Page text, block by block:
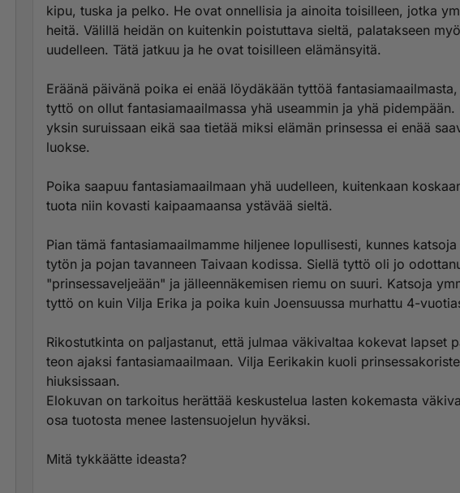
kipu, tuska ja pelko. He ovat onnellisia ja ainoita toisilleen, jotka
heitä. Välillä heidän on kuitenkin poistuttava sieltä, palatakseen
uudelleen. Tätä jatkuu ja he ovat toisilleen elämänsyitä.
Eräänä päivänä poika ei enää löydäkään tyttöä
tyttö on ollut fantasiamaailmassa yhä useammin ja yhä pidempään.
yksin suruissaan eikä saa tietää miksi elämän prinsessa ei enää
luokse.
Poika saapuu fantasiamaailmaan yhä uudelleen, kuitenkaan
tuota niin kovasti kaipaamaansa ystävää sieltä.
Pian tämä fantasiamaailmamme hiljenee lopullisesti, kunnes
tytön ja pojan tavanneen Taivaan kodissa. Siellä tyttö oli jo
"prinsessaveljeään" ja jälleennäkemisen riemu on suuri. Katsoja
tyttö on kuin Vilja Erika ja poika kuin Joensuussa murhattu 4-
Rikostutkinta on paljastanut, että julmaa väkivaltaa kokevat lapset
teon ajaksi fantasiamaailmaan. Vilja Eerikakin kuoli prinsessakoriste
hiuksissaan.
Elokuvan on tarkoitus herättää keskustelua lasten kokemasta
osa tuotosta menee lastensuojelun hyväksi.
Mitä tykkäätte ideasta?